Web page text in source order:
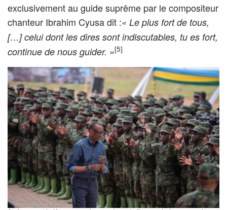
exclusivement au guide suprême par le compositeur
chanteur Ibrahim Cyusa dit :« Le plus fort de tous,
[…] celui dont les dires sont indiscutables, tu es fort,
continue de nous guider. »[5]